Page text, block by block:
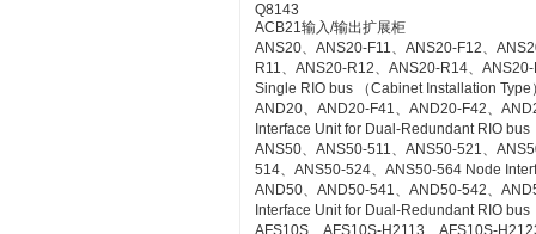
Q8143
ACB21输入/输出扩展柜
ANS20、ANS20-F11、ANS20-F12、
R11、ANS20-R12、ANS20-R14、
Single RIO bus （Cabinet Installation Type
AND20、AND20-F41、AND20-F42、
Interface Unit for Dual-Redundant RIO
ANS50、ANS50-511、ANS50-521、
514、ANS50-524、ANS50-564 Node
AND50、AND50-541、AND50-542、
Interface Unit for Dual-Redundant RIO
AFS10S、AFS10S-H2113、AFS10S-